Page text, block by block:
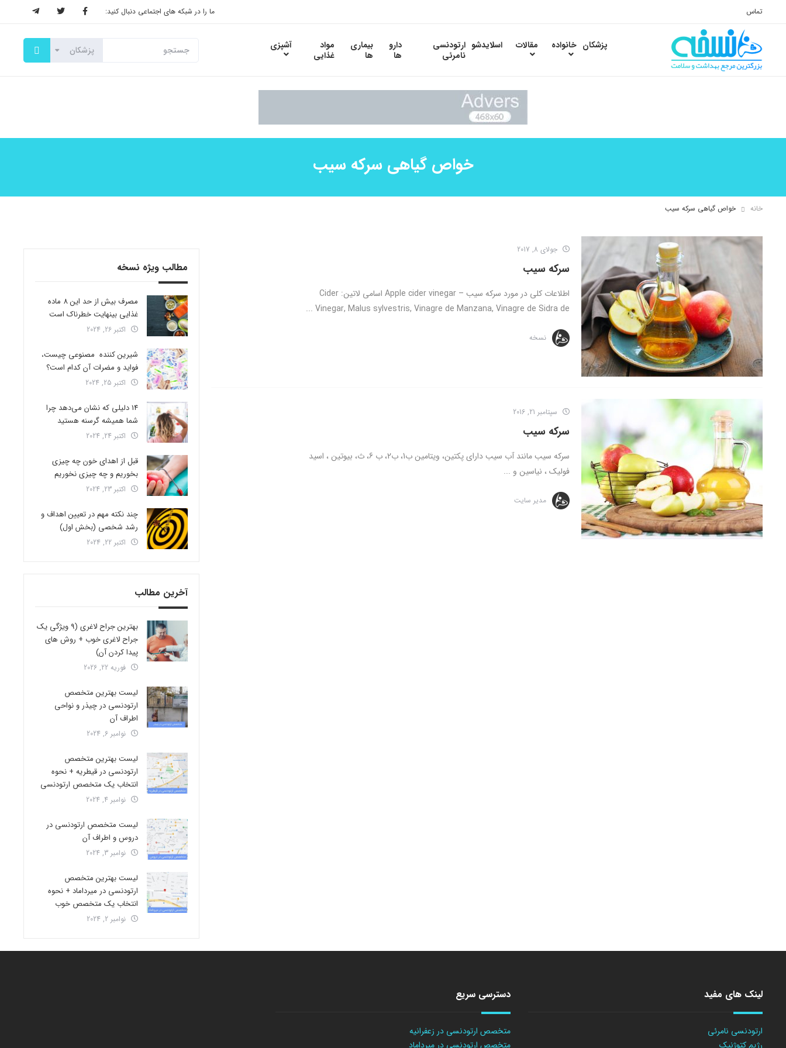
تماس ما را در شبکه های اجتماعی دنبال کنید:
پزشکان خانواده مقالات اسلایدشو ارتودنسی
نامرئی
دارو
ها
بیماری
ها
مواد
غذایی
آشپزی
خواص گیاهی سرکه سیب
خانه خواص گیاهی سرکه سیب
جولای 8, 2017
سرکه سیب
اطلاعات کلی در مورد سرکه سیب – Apple cider vinegar اسامی لاتین: Cider
Vinegar, Malus sylvestris, Vinagre de Manzana, Vinagre de Sidra de ...
نسخه
سپتامبر 21, 2016
سرکه سیب
سرکه سیب مانند آب سیب دارای پکتین، ویتامین ب1، ب2، ب 6، ث، بیوتین ، اسید
فولیک ، نیاسین و ...
مدیر سایت
مطالب ویژه نسخه
مصرف بیش از حد این 8 ماده
غذایی بینهایت خطرناک است
اکتبر 26, 2024
شیرین کننده مصنوعی چیست،
فواید و مضرات آن کدام است؟
اکتبر 25, 2024
14 دلیلی که نشان می‌دهد چرا
شما همیشه گرسنه هستید
اکتبر 24, 2024
قبل از اهدای خون چه چیزی
بخوریم و چه چیزی نخوریم
اکتبر 23, 2024
چند نکته مهم در تعیین اهداف و
رشد شخصی (بخش اول)
اکتبر 22, 2024
آخرین مطالب
بهترین جراح لاغری (9 ویژگی یک
جراح لاغری خوب + روش های
پیدا کردن آن)
فوریه 22, 2026
لیست بهترین متخصص
ارتودنسی در چیذر و نواحی
اطراف آن
نوامبر 6, 2024
لیست بهترین متخصص
ارتودنسی در قیطریه + نحوه
انتخاب یک متخصص ارتودنسی
نوامبر 4, 2024
لیست متخصص ارتودنسی در
دروس و اطراف آن
نوامبر 3, 2024
لیست بهترین متخصص
ارتودنسی در میرداماد + نحوه
انتخاب یک متخصص خوب
نوامبر 2, 2024
لینک های مفید
ارتودنسی نامرئی
رژیم کتوژنیک
دسترسی سریع
متخصص ارتودنسی در زعفرانیه
متخصص ارتودنسی در میرداماد